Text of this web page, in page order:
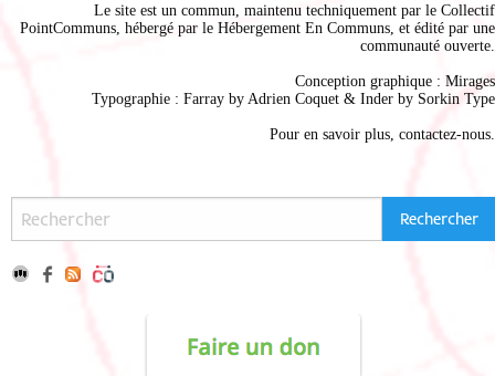
Le site est un commun, maintenu techniquement par le Collectif
PointCommuns , hébergé par le Hébergement En Communs , et édité par une
communauté ouverte.
Conception graphique : Mirages
Typographie : Farray by Adrien Coquet & Inder by Sorkin Type
Pour en savoir plus, contactez-nous